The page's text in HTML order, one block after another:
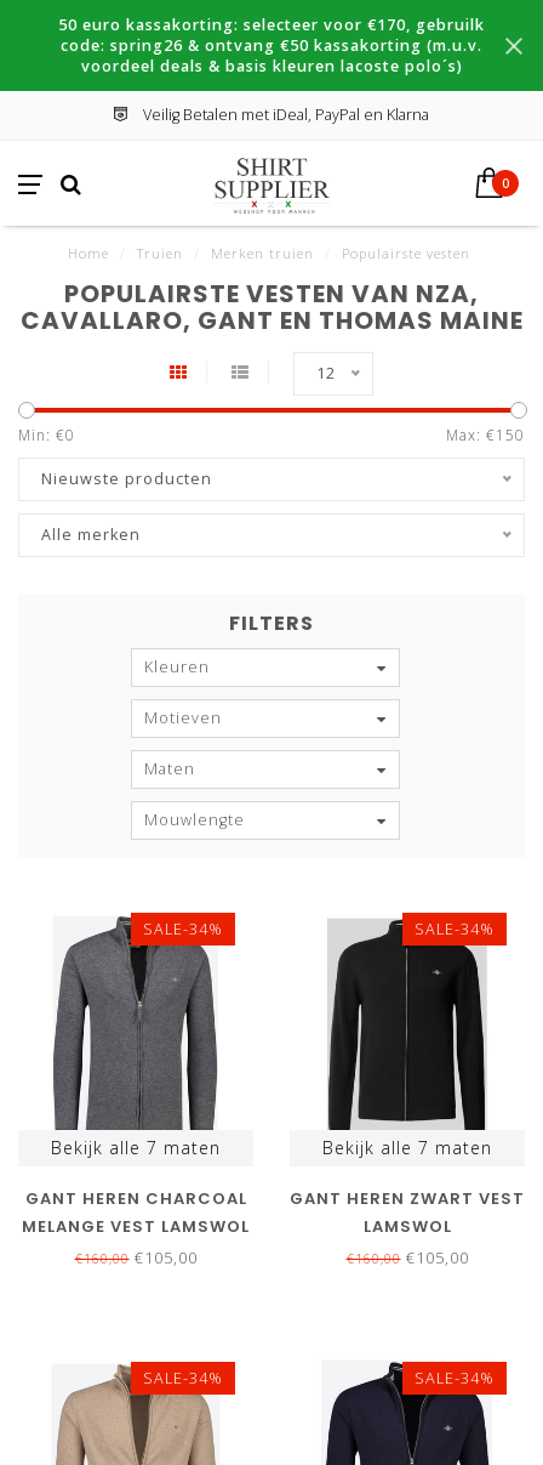
50 euro kassakorting: selecteer voor €170, gebruilk
code: spring26 & ontvang €50 kassakorting (m.u.v.
voordeel deals & basis kleuren lacoste polo´s)
Veilig Betalen met iDeal, PayPal en Klarna
0
Home Truien Merken truien Populairste vesten
POPULAIRSTE VESTEN VAN NZA,
CAVALLARO, GANT EN THOMAS MAINE
12
Min: €0 Max: €150
Nieuwste producten
Alle merken
FILTERS
Kleuren
Motieven
Maten
Mouwlengte
SALE-34%
Bekijk alle 7 maten
GANT HEREN CHARCOAL
MELANGE VEST LAMSWOL
€160,00€105,00
SALE-34%
Bekijk alle 7 maten
GANT HEREN ZWART VEST
LAMSWOL
€160,00€105,00
SALE-34% SALE-34%